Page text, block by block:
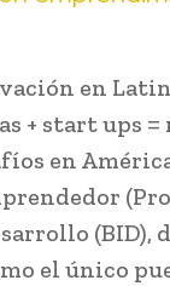
en
+ start ups
en
(BID),
el único